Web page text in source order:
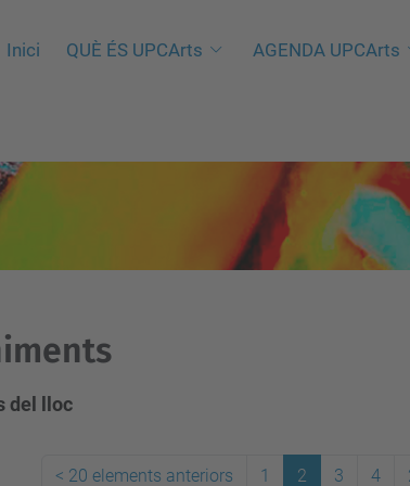
Inici QUÈ ÉS UPCArts AGENDA UPCArts
del lloc
< 20 elements anteriors 1 2 3 4